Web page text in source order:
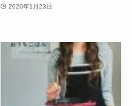
2020年1月23日